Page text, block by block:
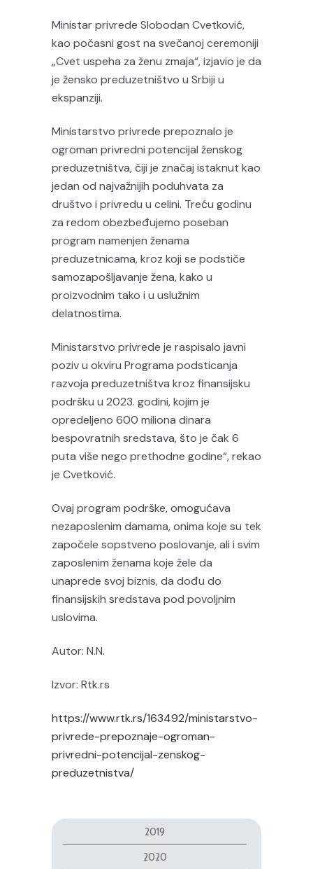
Ministar privrede Slobodan Cvetković,
kao počasni gost na svečanoj ceremoniji
„Cvet uspeha za ženu zmaja“, izjavio je da
je žensko preduzetništvo u Srbiji u
ekspanziji.
Ministarstvo privrede prepoznalo je
ogroman privredni potencijal ženskog
preduzetništva, čiji je značaj istaknut kao
jedan od najvažnijih poduhvata za
društvo i privredu u celini. Treću godinu
za redom obezbeđujemo poseban
program namenjen ženama
preduzetnicama, kroz koji se podstiče
samozapošljavanje žena, kako u
proizvodnim tako i u uslužnim
delatnostima.
Ministarstvo privrede je raspisalo javni
poziv u okviru Programa podsticanja
razvoja preduzetništva kroz finansijsku
podršku u 2023. godini, kojim je
opredeljeno 600 miliona dinara
bespovratnih sredstava, što je čak 6
puta više nego prethodne godine“, rekao
je Cvetković.
Ovaj program podrške, omogućava
nezaposlenim damama, onima koje su tek
započele sopstveno poslovanje, ali i svim
zaposlenim ženama koje žele da
unaprede svoj biznis, da dođu do
finansijskih sredstava pod povoljnim
uslovima.
Autor: N.N.
Izvor: Rtk.rs
https://www.rtk.rs/163492/ministarstvo-
privrede-prepoznaje-ogroman-
privredni-potencijal-zenskog-
preduzetnistva/
2019
2020